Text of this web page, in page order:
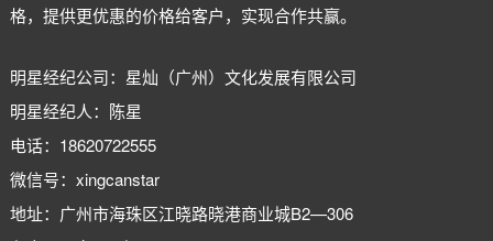
格，提供更优惠的价格给客户，实现合作共赢。
明星经纪公司：星灿（广州）文化发展有限公司
明星经纪人：陈星
电话：18620722555
微信号：xingcanstar
地址：广州市海珠区江晓路晓港商业城B2—306